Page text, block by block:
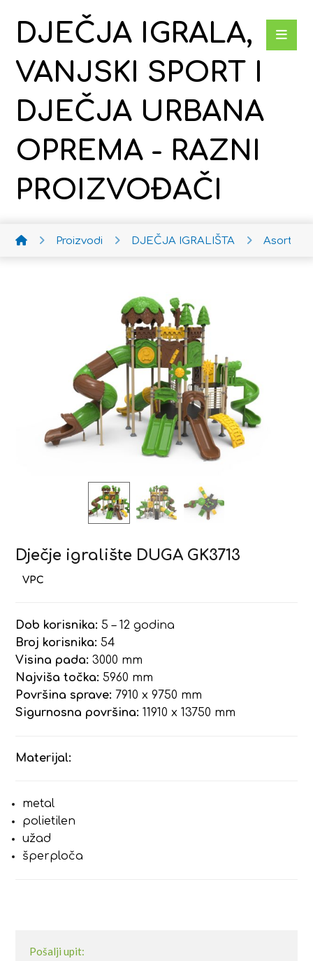
DJEČJA IGRALA,
VANJSKI SPORT I
DJEČJA URBANA
OPREMA - RAZNI
PROIZVOĐAČI
Proizvodi DJEČJA IGRALIŠTA
Dječje igralište DUGA GK3713
Dob korisnika: 5 – 12 godina
Broj korisnika: 54
Visina pada: 3000 mm
Najviša točka: 5960 mm
Površina sprave: 7910 x 9750 mm
Sigurnosna površina: 11910 x 13750 mm
Materijal:
metal
polietilen
užad
šperploča
Pošalji upit: